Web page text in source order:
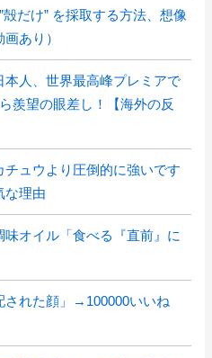
殻だけ” を採取する方法、想像
あり）
人、世界最高峰プレミアで
羨望の眼差し！【海外の反
ュウより圧倒的に強いです
な理由
オイル「食べる『直前』に
された顔」→100000いいね